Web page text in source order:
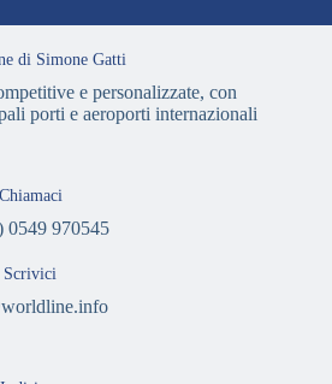
di Simone Gatti
e personalizzate, con
porti e aeroporti internazionali
Chiamaci
0549 970545
Scrivici